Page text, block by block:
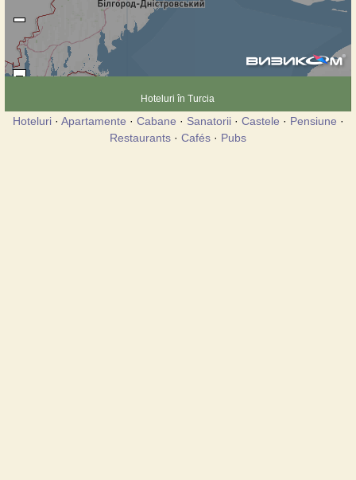
Hoteluri în Turcia
Hoteluri· Apartamente · Cabane · Sanatorii· Castele · Pensiune ·
Restaurants · Cafés · Pubs